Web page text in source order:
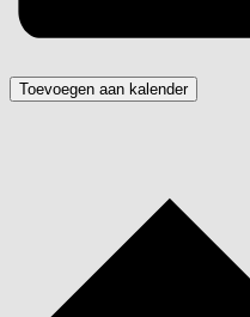
Toevoegen aan kalender